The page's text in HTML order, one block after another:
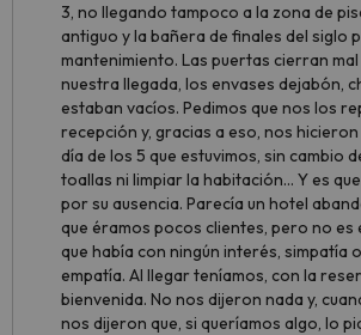
3, no llegando tampoco a la zona de
antiguo y la bañera de finales del siglo
mantenimiento. Las puertas cierran mal
nuestra llegada, los envases dejabón,
estaban vacíos. Pedimos que nos los
recepción y, gracias a eso, nos hicieron
día de los 5 que estuvimos, sin cambio
toallas ni limpiar la habitación... Y es
por su ausencia. Parecía un hotel
que éramos pocos clientes, pero no es
que había con ningún interés, simpatía
empatía. Al llegar teníamos, con la
bienvenida. No nos dijeron nada y,
nos dijeron que, si queríamos algo, lo